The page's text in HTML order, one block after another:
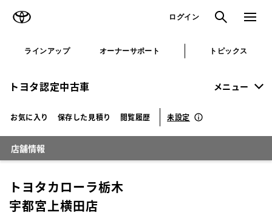
ログイン 検索 メニュ
ラインアップ オーナーサポート トピックス
トヨタ認定中古車 メニュー
お気に入り 保存した見積り 閲覧履歴 未設定
店舗情報
トヨタカローラ栃木
宇都宮上横田店